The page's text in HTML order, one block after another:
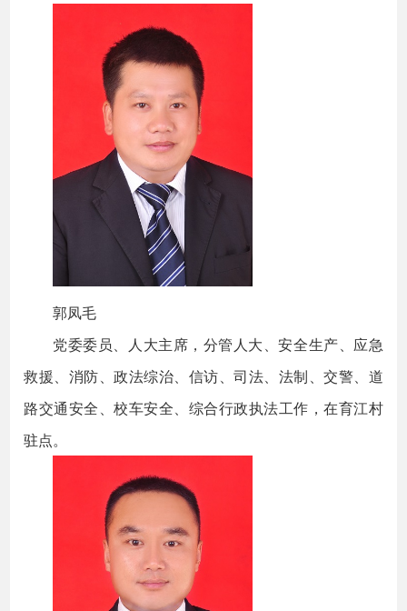
郭凤毛
党委委员、人大主席，分管人大、安全生产、应急
救援、消防、政法综治、信访、司法、法制、交警、道
路交通安全、校车安全、综合行政执法工作，在育江村
驻点。